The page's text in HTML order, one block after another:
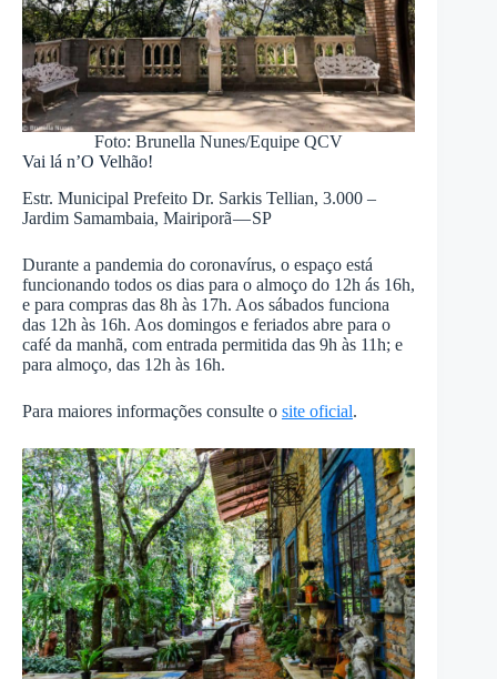
Foto: Brunella Nunes/Equipe QCV
Vai lá n’O Velhão!
Estr. Municipal Prefeito Dr. Sarkis Tellian, 3.000 –
Jardim Samambaia, Mairiporã — SP
Durante a pandemia do coronavírus, o espaço está
funcionando todos os dias para o almoço do 12h ás 16h,
e para compras das 8h às 17h. Aos sábados funciona
das 12h às 16h. Aos domingos e feriados abre para o
café da manhã, com entrada permitida das 9h às 11h; e
para almoço, das 12h às 16h.
Para maiores informações consulte o site oficial.